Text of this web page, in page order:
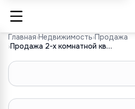
Главная›Недвижимость›Продажа
›
Продажа 2-х комнатной квартиры на Мамая